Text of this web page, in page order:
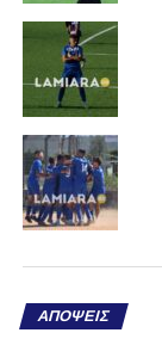
ΑΠΌΨΕΙΣ